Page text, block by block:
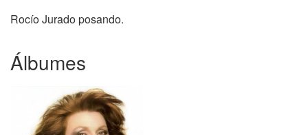
Rocío Jurado posando.
Álbumes